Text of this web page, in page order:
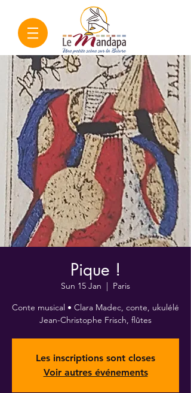
Pique !
Sun 15 Jan
  |
Paris
Conte musical • Clara Madec, conte, ukulélé
Jean-Christophe Frisch, flûtes
Les inscriptions sont closes
Voir autres événements